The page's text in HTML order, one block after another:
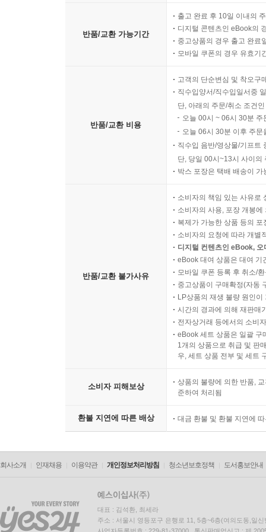
반품/교환 가능기간
출고 완료 후 10일 이내의
디지털 콘텐츠인 eBook의
중고상품의 경우 출고 완료
모바일 쿠폰의 경우 유효기
반품/교환 비용
고객의 단순변심 및 착오구
직수입양서/직수입일서중
단, 아래의 주문/취소 조건
오늘 00시 ~ 06시 30분
오늘 06시 30분 이후 주
직수입 음반/영상물/기프트
단, 당일 00시~13시 사이의
박스 포장은 택배 배송이
반품/교환 불가사유
소비자의 책임 있는 사유로
소비자의 사용, 포장 개봉
복제가 가능한 상품 등의
소비자의 요청에 따라 개별
디지털 컨텐츠인 eBook,
eBook 대여 상품은 대여 기
모바일 쿠폰 등록 후 취소/
중고상품이 구매확정(자동
LP상품의 재생 불량 원인
시간의 경과에 의해 재판매
전자상거래 등에서의 소비
eBook 세트 상품은 일괄 구
1개의 상품으로 취급 및 판
우, 세트 상품 전부 및 세트
소비자 피해보상
상품의 불량에 의한 반품,
준하여 처리됨
환불 지연에 따른 배상 대금 환불 및 환불 지연에
회사소개 인재채용 이용약관 개인정보처리방침 청소년보호정책 도서홍보안내
대표 : 김석환, 최세라
주소 : 서울시 영등포구 은행로 11, 5층~6층(여의도동,일신